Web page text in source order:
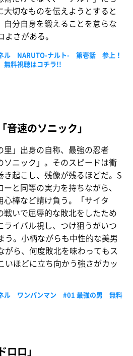
大切なものを伝えようとすると
自分自身を鍛えることを怠らな
さがある。
ル NARUTO-ナルト- 第壱話 参上！
料視聴はコチラ!!
音速のソニック」
里」出身の自称、最強の忍者
ソニック」。そのスピードは衝
き起こし、残像が残るほどだ。S
ーと同等の実力を持ちながら、
心棒など請け負う。「サイタ
戦いで屈辱的な敗北をしたため
ライバル視し、つけ狙うがいつ
う。小柄ながらも中性的な美男
がら、何度敗北を味わってもス
いほどに立ち向かう強さがカッ
ル ワンパンマン #01 最強の男 無料
ロロ」